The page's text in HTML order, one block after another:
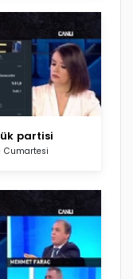
partisi
Cumartesi